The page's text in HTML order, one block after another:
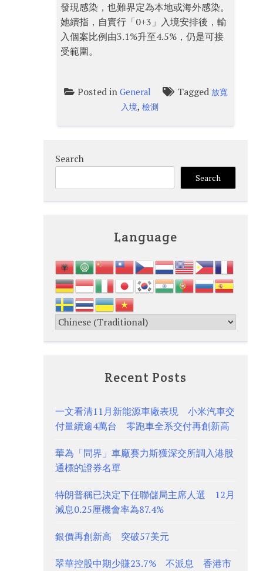
發現感染，也難界定為本地或海外感染。
她續指，自實行「0+3」入境安排後，輸
入個案比例由3.1%升至4.5%，仍是可接
受範圍。
Posted in General Tagged 放寬
入境,檢測
Search
Search
Language
Recent Posts
一文看清11月新能源車廠表現 小米汽車交
付量續逾4萬台 零跑車全系交付再創新高
華為「問界」車廠賽力斯獲深交所調入港股
通標的證券名單
特朗普稱已決定下任聯儲局主席人選 12月
減息0.25厘機會率為87.4%
銀價再創新高 突破57美元
翠華控股中期少賺23.7% 不派息 香港市